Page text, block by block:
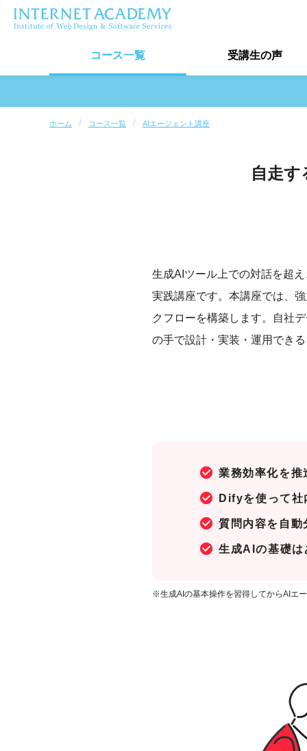
コース一覧 受講生の声
受講生の声トップ
受講生インタビュー
ホーム コース一覧 AIエージェント講座
自走
生成AIツール上での対話を超
実践講座です。本講座では、
クフローを構築します。自社
の手で設計・実装・運用でき
業務効率化を
Difyを使って社
質問内容を自動
生成AIの基礎は
※生成AIの基本操作を習得してからAIエ